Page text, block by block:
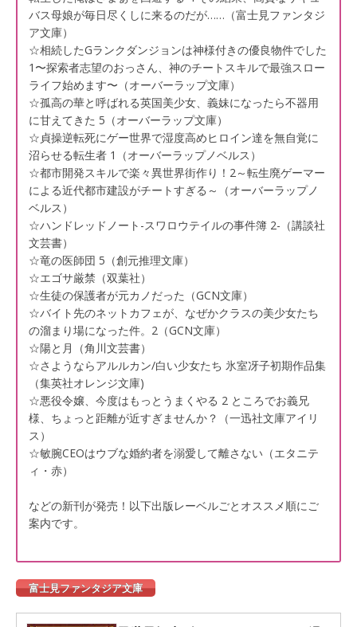
バス母娘が毎日尽くしに来るのだが……（富士見ファンタジ
ア文庫）
☆相続したGランクダンジョンは神様付きの優良物件でした
1〜探索者志望のおっさん、神のチートスキルで最強スロー
ライフ始めます〜（オーバーラップ文庫）
☆孤高の華と呼ばれる英国美少女、義妹になったら不器用
に甘えてきた 5（オーバーラップ文庫）
☆貞操逆転死にゲー世界で湿度高めヒロイン達を無自覚に
沼らせる転生者 1（オーバーラップノベルス）
☆都市開発スキルで楽々異世界街作り！2～転生廃ゲーマー
による近代都市建設がチートすぎる～（オーバーラップノ
ベルス）
☆ハンドレッドノート-スワロウテイルの事件簿 2-（講談社
文芸書）
☆竜の医師団 5（創元推理文庫）
☆エゴサ厳禁（双葉社）
☆生徒の保護者が元カノだった（GCN文庫）
☆バイト先のネットカフェが、なぜかクラスの美少女たち
の溜まり場になった件。2（GCN文庫）
☆陽と月（角川文芸書）
☆さようならアルルカン/白い少女たち 氷室冴子初期作品集
（集英社オレンジ文庫)
☆悪役令嬢、今度はもっとうまくやる 2 ところでお義兄
様、ちょっと距離が近すぎませんか？（一迅社文庫アイリ
ス）
☆敏腕CEOはウブな婚約者を溺愛して離さない（エタニテ
ィ・赤）
などの新刊が発売！以下出版レーベルごとオススメ順にご
案内です。
富士見ファンタジア文庫